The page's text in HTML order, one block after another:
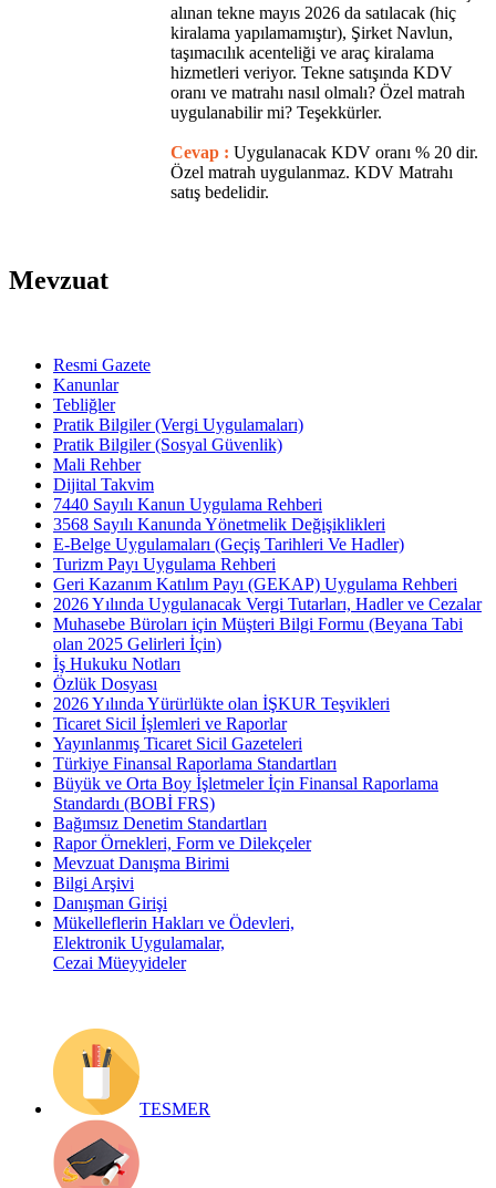
alınan tekne mayıs 2026 da satılacak (hiç
kiralama yapılamamıştır), Şirket Navlun,
taşımacılık acenteliği ve araç kiralama
hizmetleri veriyor. Tekne satışında KDV
oranı ve matrahı nasıl olmalı? Özel matrah
uygulanabilir mi? Teşekkürler.
Cevap : Uygulanacak KDV oranı % 20 dir.
Özel matrah uygulanmaz. KDV Matrahı
satış bedelidir.
Mevzuat
Resmi Gazete
Kanunlar
Tebliğler
Pratik Bilgiler (Vergi Uygulamaları)
Pratik Bilgiler (Sosyal Güvenlik)
Mali Rehber
Dijital Takvim
7440 Sayılı Kanun Uygulama Rehberi
3568 Sayılı Kanunda Yönetmelik Değişiklikleri
E-Belge Uygulamaları (Geçiş Tarihleri Ve Hadler)
Turizm Payı Uygulama Rehberi
Geri Kazanım Katılım Payı (GEKAP) Uygulama Rehberi
2026 Yılında Uygulanacak Vergi Tutarları, Hadler ve Cezalar
Muhasebe Büroları için Müşteri Bilgi Formu (Beyana Tabi
olan 2025 Gelirleri İçin)
İş Hukuku Notları
Özlük Dosyası
2026 Yılında Yürürlükte olan İŞKUR Teşvikleri
Ticaret Sicil İşlemleri ve Raporlar
Yayınlanmış Ticaret Sicil Gazeteleri
Türkiye Finansal Raporlama Standartları
Büyük ve Orta Boy İşletmeler İçin Finansal Raporlama
Standardı (BOBİ FRS)
Bağımsız Denetim Standartları
Rapor Örnekleri, Form ve Dilekçeler
Mevzuat Danışma Birimi
Bilgi Arşivi
Danışman Girişi
Mükelleflerin Hakları ve Ödevleri,
Elektronik Uygulamalar,
Cezai Müeyyideler
TESMER